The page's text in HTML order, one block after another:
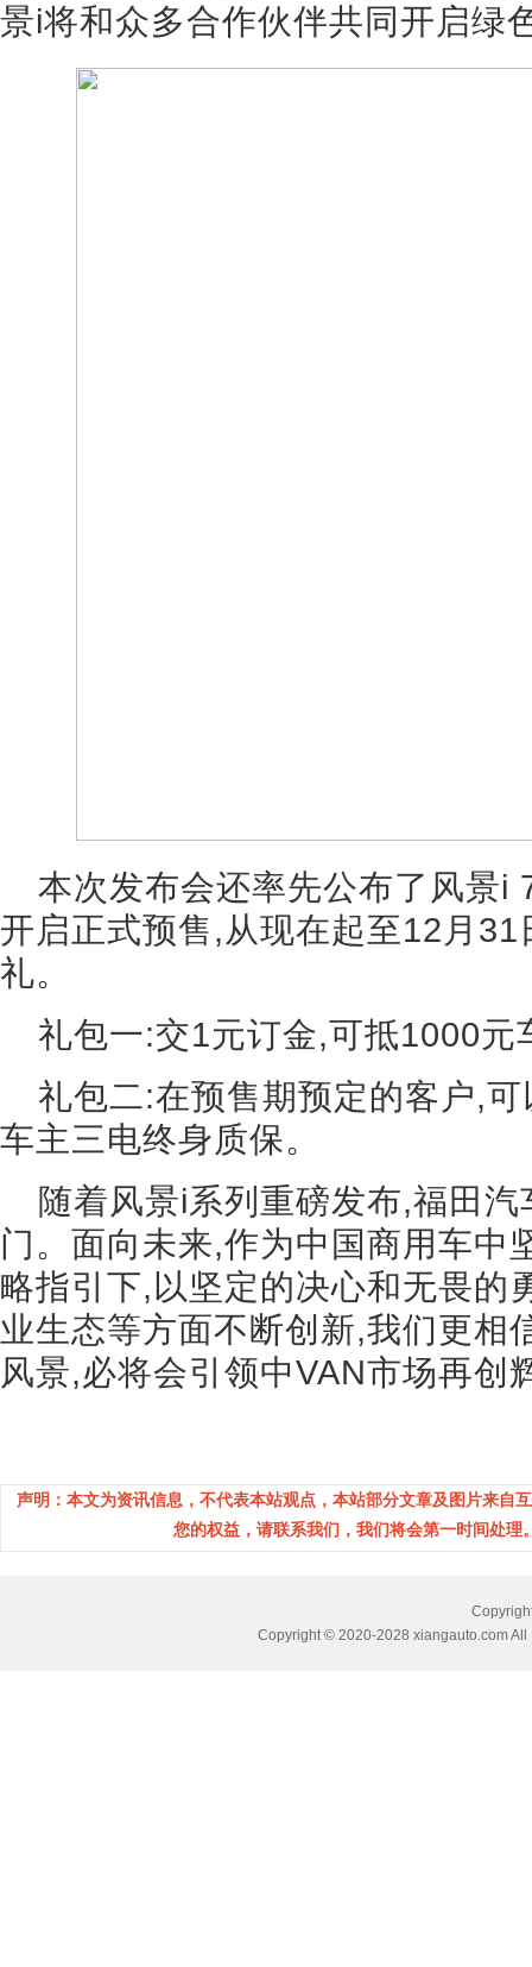
景i将和众多合作伙伴共同开启绿
本次发布会还率先公布了风景i
开启正式预售,从现在起至12月
礼。
礼包一:交1元订金,可抵1000元
礼包二:在预售期预定的客户,
车主三电终身质保。
随着风景i系列重磅发布,福田
门。面向未来,作为中国商用车中
略指引下,以坚定的决心和无畏的
业生态等方面不断创新,我们更相
风景,必将会引领中VAN市场再创
声明：本文为资讯信息，不代表本站观点，本站部分文章及图片来自
您的权益，请联系我们，我们将会第一时间处
Copyright © 2020-2028 xiangauto.com